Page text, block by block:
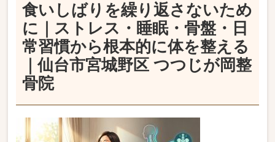
食いしばりを繰り返さないため
に｜ストレス・睡眠・骨盤・日
常習慣から根本的に体を整える
｜仙台市宮城野区 つつじが岡整
骨院